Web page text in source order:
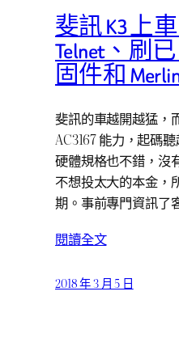
斐訊 K3 上
Telnet、刷
固件和
斐訊的車越開越猛，
AC3167 能力，起碼
硬體規格也不錯，沒
不想投太大的本金，
期。事前專門資訊了
閱讀全文
2018 年 3 月 5 日